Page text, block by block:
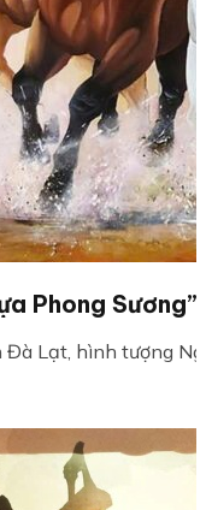
Phong
Đà Lạt, hình tượng